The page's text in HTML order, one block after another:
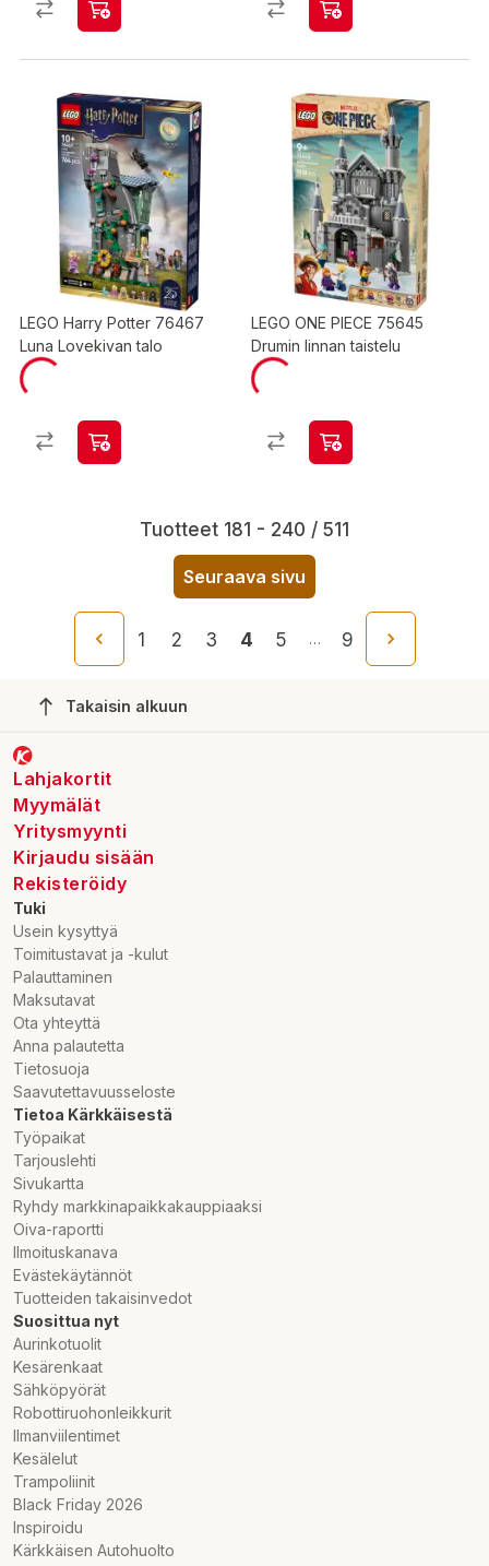
LEGO Harry Potter 76467
Luna Lovekivan talo
LEGO ONE PIECE 75645
Drumin linnan taistelu
Tuotteet 181 - 240 / 511
Seuraava sivu
1 2 3 4 5 … 9
Takaisin alkuun
Lahjakortit
Myymälät
Yritysmyynti
Kirjaudu sisään
Rekisteröidy
Tuki
Usein kysyttyä
Toimitustavat ja -kulut
Palauttaminen
Maksutavat
Ota yhteyttä
Anna palautetta
Tietosuoja
Saavutettavuusseloste
Tietoa Kärkkäisestä
Työpaikat
Tarjouslehti
Sivukartta
Ryhdy markkinapaikkakauppiaaksi
Oiva-raportti
Ilmoituskanava
Evästekäytännöt
Tuotteiden takaisinvedot
Suosittua nyt
Aurinkotuolit
Kesärenkaat
Sähköpyörät
Robottiruohonleikkurit
Ilmanviilentimet
Kesälelut
Trampoliinit
Black Friday 2026
Inspiroidu
Kärkkäisen Autohuolto